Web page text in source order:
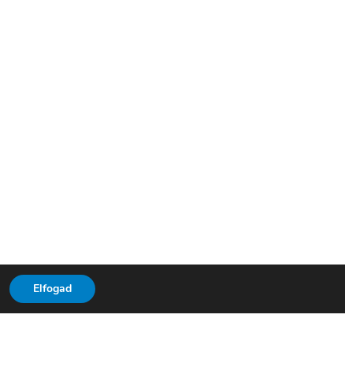
Elfogad